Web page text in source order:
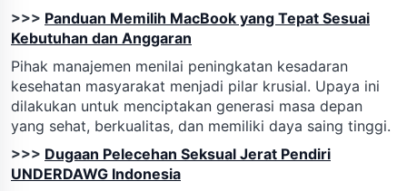
>>> Panduan Memilih MacBook yang Tepat Sesuai
Kebutuhan dan Anggaran
Pihak manajemen menilai peningkatan kesadaran
kesehatan masyarakat menjadi pilar krusial. Upaya ini
dilakukan untuk menciptakan generasi masa depan
yang sehat, berkualitas, dan memiliki daya saing tinggi.
>>> Dugaan Pelecehan Seksual Jerat Pendiri
UNDERDAWG Indonesia